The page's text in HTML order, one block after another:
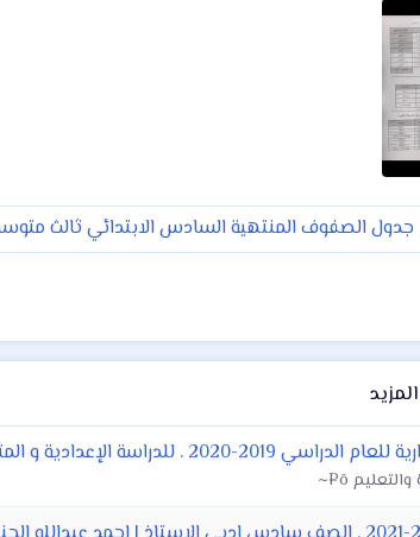
للدراسة الإعدادية و المتوسطة والابتدائية